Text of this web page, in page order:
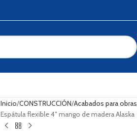
Inicio CONSTRUCCIÓN Acabados para obras
Espátula flexible 4″ mango de madera Alaska